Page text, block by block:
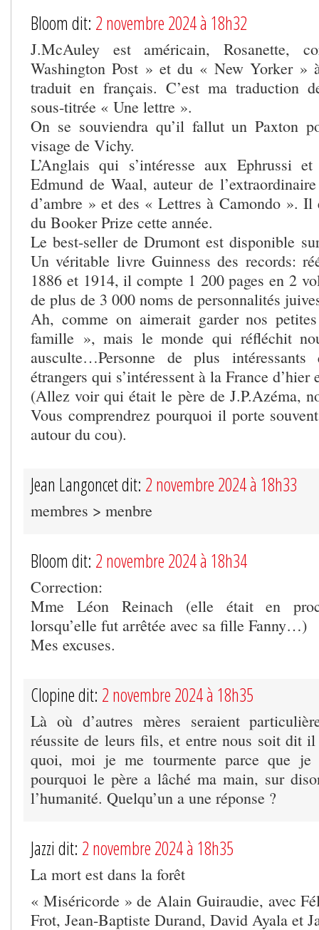
Bloom dit: 2 novembre 2024 à 18h32
J.McAuley est américain, Rosanette,
Washington Post » et du « New Yorker »
traduit en français. C’est ma traduction
sous-titrée « Une lettre ».
On se souviendra qu’il fallut un Paxton
visage de Vichy.
L’Anglais qui s’intéresse aux Ephrussi
Edmund de Waal, auteur de
d’ambre » et des « Lettres à Camondo ».
du Booker Prize cette année.
Le best-seller de Drumont est disponible
Un véritable livre Guinness des records:
1886 et 1914, il compte 1 200 pages en 2
de plus de 3 000 noms de personnalités
Ah, comme on aimerait garder nos
famille », mais le monde qui réfléchit
ausculte…Personne de plus
étrangers qui s’intéressent à la France
(Allez voir qui était le père de J.P.Azéma,
Vous comprendrez pourquoi il porte
autour du cou).
Jean Langoncet dit: 2 novembre 2024 à 18h33
membres > menbre
Bloom dit: 2 novembre 2024 à 18h34
Correction:
Mme Léon Reinach (elle était en
lorsqu’elle fut arrêtée avec sa fille Fanny…)
Mes excuses.
Clopine dit: 2 novembre 2024 à 18h35
Là où d’autres mères seraient
réussite de leurs fils, et entre nous soit dit
quoi, moi je me tourmente parce que je
pourquoi le père a lâché ma main, sur
l’humanité. Quelqu’un a une réponse ?
Jazzi dit: 2 novembre 2024 à 18h35
La mort est dans la forêt
« Miséricorde » de Alain Guiraudie, avec
Frot, Jean-Baptiste Durand, David Ayala et